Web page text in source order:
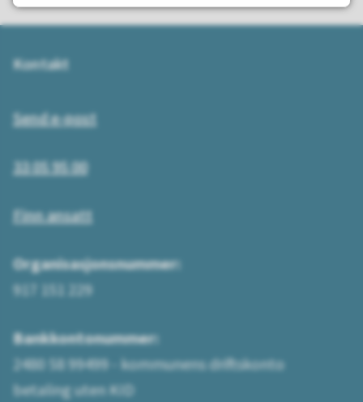
Kontakt
Send e-post
33 05 95 00
Finn ansatt
Organisasjonsnummer:
917 151 229
Bankkontonummer:
2480 58 99499 - kommunens driftskonto
betaling uten KID